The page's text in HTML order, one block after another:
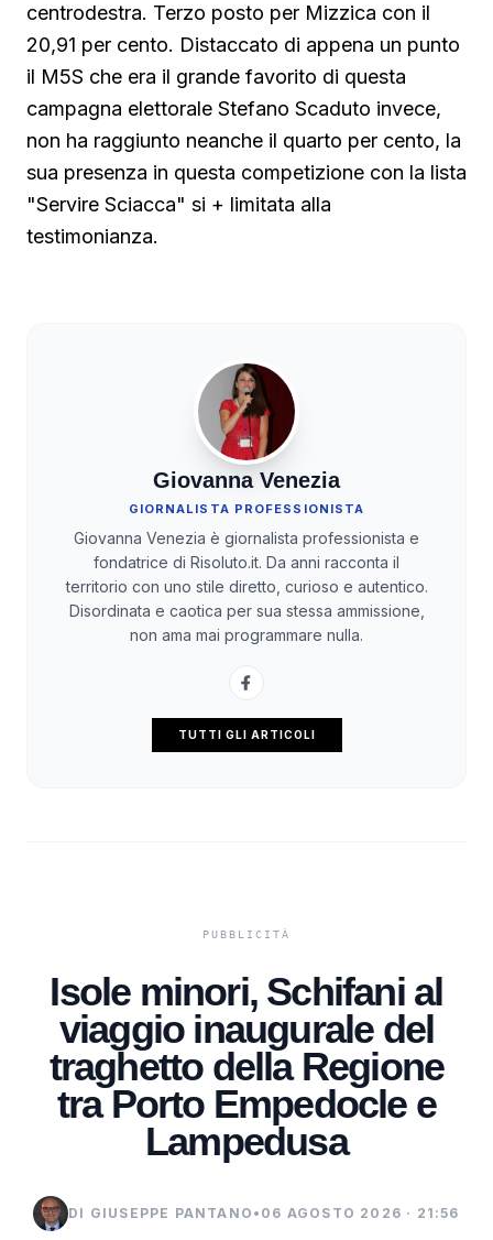
centrodestra. Terzo posto per Mizzica con il
20,91 per cento. Distaccato di appena un punto
il M5S che era il grande favorito di questa
campagna elettorale Stefano Scaduto invece,
non ha raggiunto neanche il quarto per cento, la
sua presenza in questa competizione con la lista
"Servire Sciacca" si + limitata alla
testimonianza.
Giovanna Venezia
GIORNALISTA PROFESSIONISTA
Giovanna Venezia è giornalista professionista e
fondatrice di Risoluto.it. Da anni racconta il
territorio con uno stile diretto, curioso e autentico.
Disordinata e caotica per sua stessa ammissione,
non ama mai programmare nulla.
TUTTI GLI ARTICOLI
Isole minori, Schifani al
viaggio inaugurale del
traghetto della Regione
tra Porto Empedocle e
Lampedusa
DI GIUSEPPE PANTANO • 06 AGOSTO 2026 · 21:56